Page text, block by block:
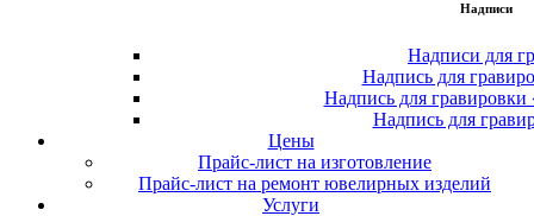
Надписи
Надписи для
Надпись для
Надпись для
Надпись для
Цены
Прайс-лист на изготовление
Прайс-лист на ремонт ювелирных изделий
Услуги